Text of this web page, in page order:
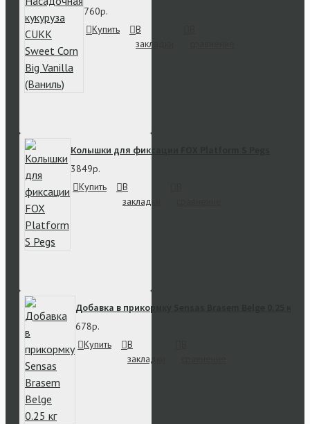
760р.
Купить
В
закладки
Колышки для фиксации FOX Platform S Pegs
3849р.
Купить
В
закладки
Добавка в прикормку Sensas Brasem Belge 0.25 кг
678р.
Купить
В
закладки